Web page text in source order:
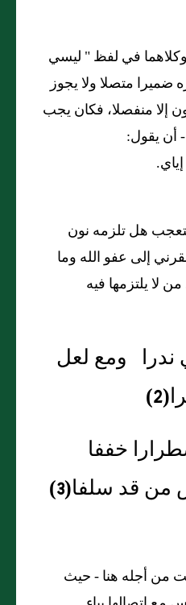
في لفظ "ليسي
ضميرا متصلا ولا يجوز
إلا منفصلا، فكان يجب
أن يقول:
هل تلزمه نون
إلى عفو الله وما
لا يلتزمها فيه
ندرا ومع لعل
(2)
خففا
قد سلفا(3)
من أجله هنا - حيث